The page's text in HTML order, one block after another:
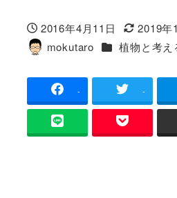
投稿日
2016年4月11日
更新日
2019年
著
者
mokutaro カテゴリー
植物と考え
- -